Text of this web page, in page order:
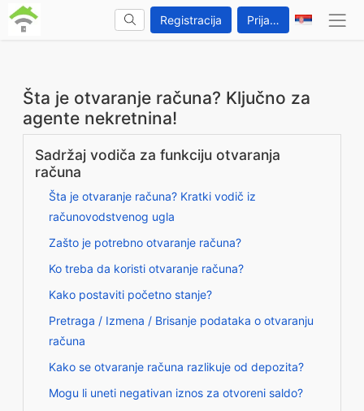
Registracija Prijava
Šta je otvaranje računa? Ključno za
agente nekretnina!
Sadržaj vodiča za funkciju otvaranja
računa
Šta je otvaranje računa? Kratki vodič iz
računovodstvenog ugla
Zašto je potrebno otvaranje računa?
Ko treba da koristi otvaranje računa?
Kako postaviti početno stanje?
Pretraga / Izmena / Brisanje podataka o otvaranju
računa
Kako se otvaranje računa razlikuje od depozita?
Mogu li uneti negativan iznos za otvoreni saldo?